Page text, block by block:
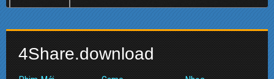
Avengers: Endgame
4Share.download